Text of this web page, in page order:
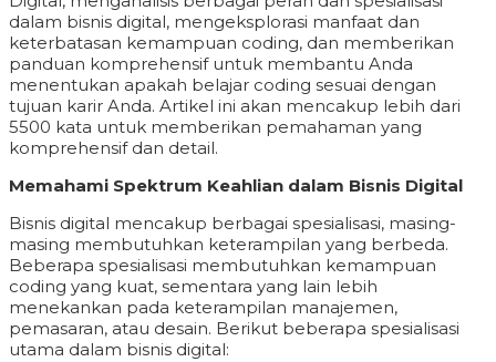
dalam bisnis digital, mengeksplorasi manfaat dan
keterbatasan kemampuan coding, dan memberikan
panduan komprehensif untuk membantu Anda
menentukan apakah belajar coding sesuai dengan
tujuan karir Anda. Artikel ini akan mencakup lebih dari
5500 kata untuk memberikan pemahaman yang
komprehensif dan detail.
Memahami Spektrum Keahlian dalam Bisnis Digital
Bisnis digital mencakup berbagai spesialisasi, masing-
masing membutuhkan keterampilan yang berbeda.
Beberapa spesialisasi membutuhkan kemampuan
coding yang kuat, sementara yang lain lebih
menekankan pada keterampilan manajemen,
pemasaran, atau desain. Berikut beberapa spesialisasi
utama dalam bisnis digital: